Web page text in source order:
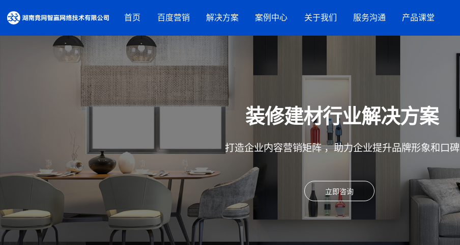
首页 百度营销
营销资源
百度推广
百度信息流
百度品牌广告
百度爱采购
百度加盟星
营销工具
观星盘
基木鱼
解决方案
品牌建设解决方案
摘星盘品牌新基建
抖音蓝V内容营销
人才实训服务
行业解决方案
教育培训
招商加盟
装修建材
生活服务
智慧文旅
她经济
案例中心 关于我们 服务沟通 产品课堂
网站建设
GEO推广
装修建材行业解决方案
打造企业内容营销矩阵 ，助力企业提升品牌形象和口碑
立即咨询